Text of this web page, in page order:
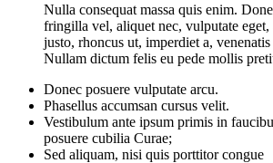
Nulla consequat massa quis enim.
fringilla vel, aliquet nec, vulputate
justo, rhoncus ut, imperdiet a,
Nullam dictum felis eu pede mollis
Donec posuere vulputate arcu.
Phasellus accumsan cursus velit.
Vestibulum ante ipsum primis in
posuere cubilia Curae;
Sed aliquam, nisi quis porttitor congue